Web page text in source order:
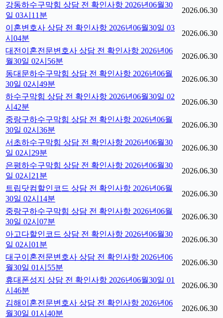
강동하수구막힘 상담 전 확인사항 2026년06월30
일 03시11분
2026.06.30
이혼변호사 상담 전 확인사항 2026년06월30일 03
시04분
2026.06.30
대전이혼전문변호사 상담 전 확인사항 2026년06
월30일 02시56분
2026.06.30
동대문하수구막힘 상담 전 확인사항 2026년06월
30일 02시49분
2026.06.30
하수구막힘 상담 전 확인사항 2026년06월30일 02
시42분
2026.06.30
중랑구하수구막힘 상담 전 확인사항 2026년06월
30일 02시36분
2026.06.30
서초하수구막힘 상담 전 확인사항 2026년06월30
일 02시29분
2026.06.30
은평하수구막힘 상담 전 확인사항 2026년06월30
일 02시21분
2026.06.30
트립닷컴할인코드 상담 전 확인사항 2026년06월
30일 02시14분
2026.06.30
중랑구하수구막힘 상담 전 확인사항 2026년06월
30일 02시07분
2026.06.30
아고다할인코드 상담 전 확인사항 2026년06월30
일 02시01분
2026.06.30
대구이혼전문변호사 상담 전 확인사항 2026년06
월30일 01시55분
2026.06.30
휴대폰성지 상담 전 확인사항 2026년06월30일 01
시46분
2026.06.30
김해이혼전문변호사 상담 전 확인사항 2026년06
월30일 01시40분
2026.06.30